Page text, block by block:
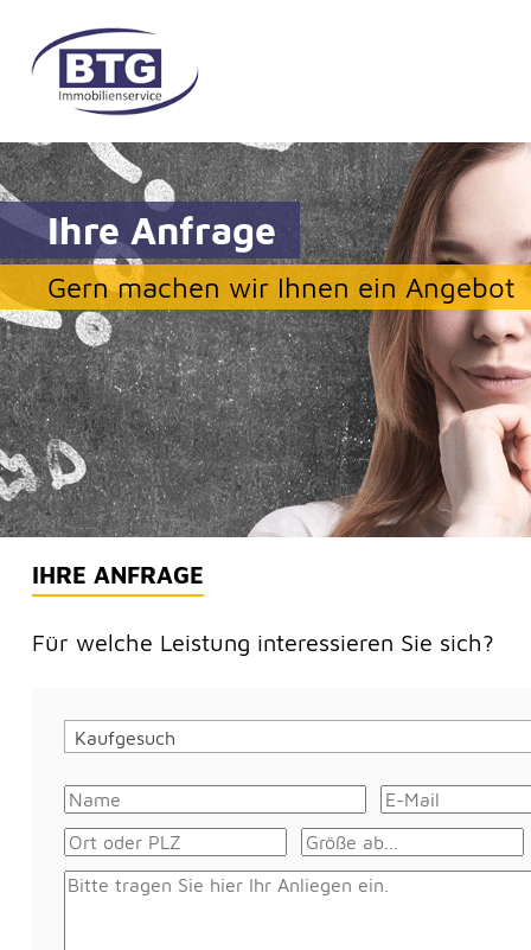
Ihre Anfrage
Gern machen wir Ihnen ein Angebot
IHRE ANFRAGE
Für welche Leistung interessieren Sie sich?
Kaufgesuch